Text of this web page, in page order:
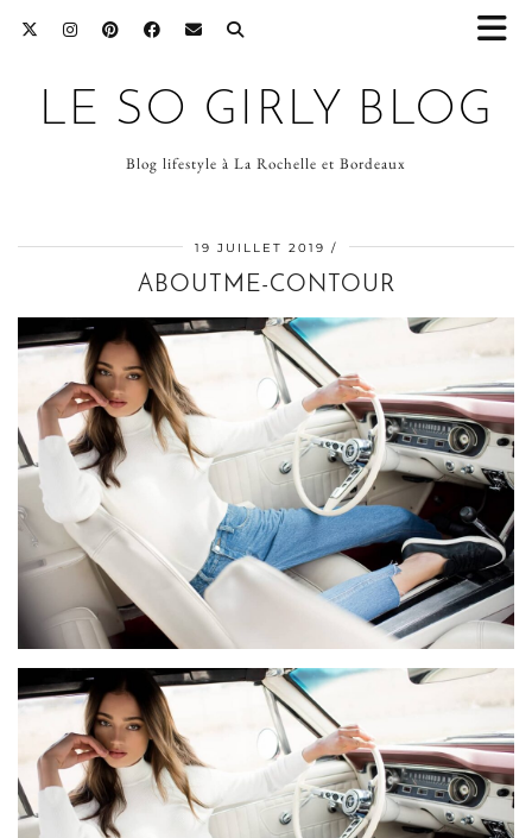
LE SO GIRLY BLOG
Blog lifestyle à La Rochelle et Bordeaux
19 JUILLET 2019
ABOUTME-CONTOUR